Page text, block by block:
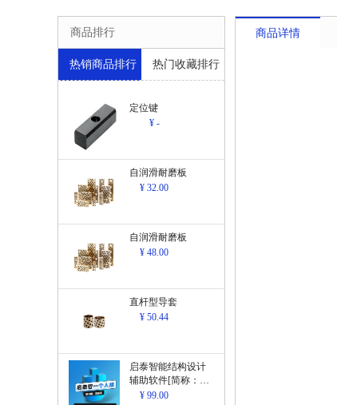
商品排行
热销商品排行 热门收藏排行
定位键
¥ -
自润滑耐磨板
¥ 32.00
自润滑耐磨板
¥ 48.00
直杆型导套
¥ 50.44
启泰智能结构设计
辅助软件[简称：结
构设计辅助软
¥ 99.00
商品详情